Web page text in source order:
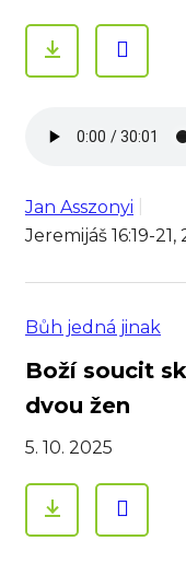
Jan Asszonyi
Jeremijáš 16:19-21,
Bůh jedná jinak
Boží soucit
dvou žen
5. 10. 2025